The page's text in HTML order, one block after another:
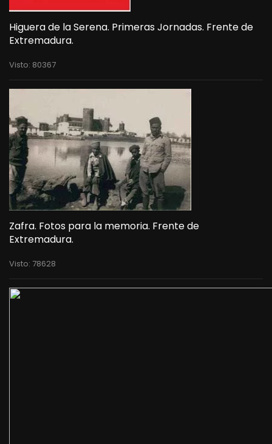
Higuera de la Serena. Primeras Jornadas. Frente de
Extremadura.
Visto: 80367
Zafra. Fotos para la memoria. Frente de
Extremadura.
Visto: 78628